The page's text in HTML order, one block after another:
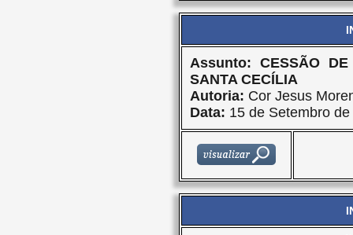
Assunto: CESSÃO
SANTA CECÍLIA
Autoria: Cor Jesus
Data: 15 de Setembro de